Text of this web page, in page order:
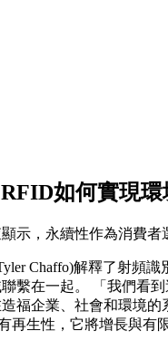
RFID如何實現環
，永續性作為消費
Chaffo)解釋了射
繫在一起。 「我們看
福企業、社會和環境
生性，它將增長與